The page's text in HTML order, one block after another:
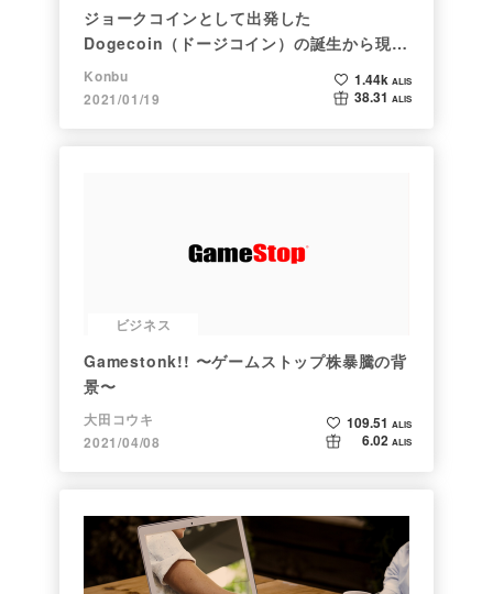
ジョークコインとして出発した
Dogecoin（ドージコイン）の誕生から現在
まで。注目される非証券性🐶
Konbu
2021/01/19
1.44k ALIS
38.31 ALIS
ビジネス
Gamestonk!! 〜ゲームストップ株暴騰の背
景〜
大田コウキ
2021/04/08
109.51 ALIS
6.02 ALIS